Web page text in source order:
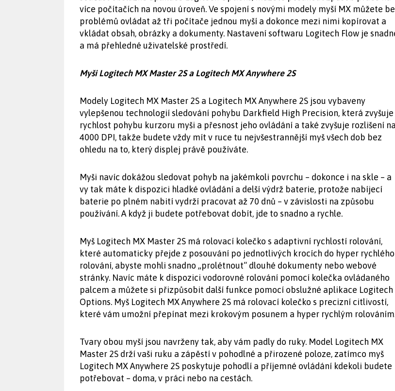
více počítačích na novou úroveň. Ve spojení s novými modely myší MX můžete
problémů ovládat až tři počítače jednou myší a dokonce mezi nimi kopírovat a
vkládat obsah, obrázky a dokumenty. Nastavení softwaru Logitech Flow je
a má přehledné uživatelské prostředí.
Myši Logitech MX Master 2S a Logitech MX Anywhere 2S
Modely Logitech MX Master 2S a Logitech MX Anywhere 2S jsou vybaveny
vylepšenou technologií sledování pohybu Darkfield High Precision, která zvyšuje
rychlost pohybu kurzoru myši a přesnost jeho ovládání a také zvyšuje rozlišení na
4000 DPI, takže budete vždy mít v ruce tu nejvšestrannější myš všech dob bez
ohledu na to, který displej právě používáte.
Myši navíc dokážou sledovat pohyb na jakémkoli povrchu – dokonce i na skle – a
vy tak máte k dispozici hladké ovládání a delší výdrž baterie, protože nabíjecí
baterie po plném nabití vydrží pracovat až 70 dnů – v závislosti na způsobu
používání. A když ji budete potřebovat dobít, jde to snadno a rychle.
Myš Logitech MX Master 2S má rolovací kolečko s adaptivní rychlostí rolování,
které automaticky přejde z posouvání po jednotlivých krocích do hyper rychlého
rolování, abyste mohli snadno „prolétnout“ dlouhé dokumenty nebo webové
stránky. Navíc máte k dispozici vodorovné rolování pomocí kolečka ovládaného
palcem a můžete si přizpůsobit další funkce pomocí obslužné aplikace Logitech
Options. Myš Logitech MX Anywhere 2S má rolovací kolečko s precizní citlivostí,
které vám umožní přepínat mezi krokovým posunem a hyper rychlým
Tvary obou myší jsou navrženy tak, aby vám padly do ruky. Model Logitech MX
Master 2S drží vaši ruku a zápěstí v pohodlné a přirozené poloze, zatímco myš
Logitech MX Anywhere 2S poskytuje pohodlí a příjemné ovládání kdekoli budete
potřebovat – doma, v práci nebo na cestách.